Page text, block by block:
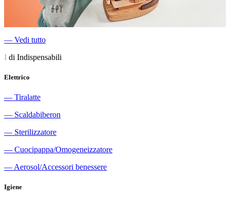
― Vedi tutto
I di Indispensabili
Elettrico
― Tiralatte
― Scaldabiberon
― Sterilizzatore
― Cuocipappa/Omogeneizzatore
― Aerosol/Accessori benessere
Igiene